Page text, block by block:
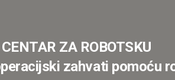
ZA ROBOTSKU
zahvati pomoću